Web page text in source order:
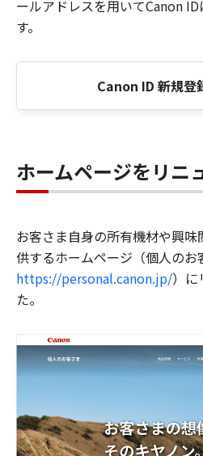
ールアドレスを用いてCanon
す。
Canon ID 新規登
ホームページをリニ
お客さま自身の所有機材や興
供するホームページ（個人のお
https://personal.canon.jp/）に
た。